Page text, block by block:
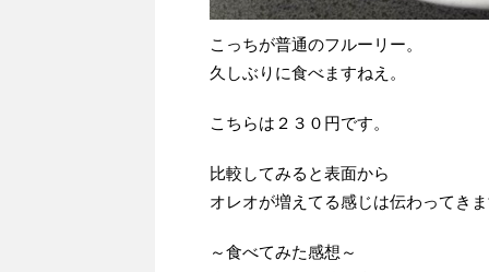
こっちが普通のフルーリー。
久しぶりに食べますねえ。
こちらは２３０円です。
比較してみると表面から
オレオが増えてる感じは伝わってき
～食べてみた感想～